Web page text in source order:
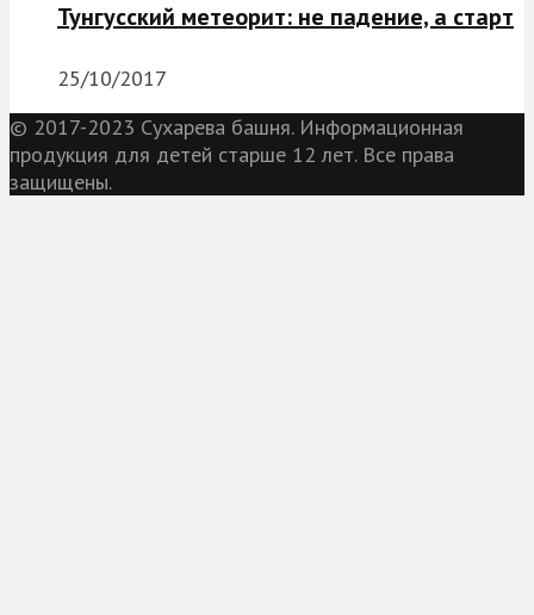
Тунгусский метеорит: не падение, а старт
25/10/2017
© 2017-2023 Сухарева башня. Информационная
продукция для детей старше 12 лет. Все права
защищены.